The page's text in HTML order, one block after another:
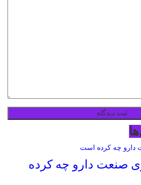
صنعت دارو چه کرده